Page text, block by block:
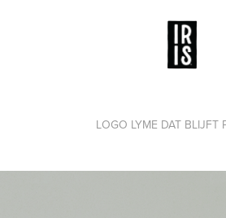
LOGO LYME DAT BLIJFT